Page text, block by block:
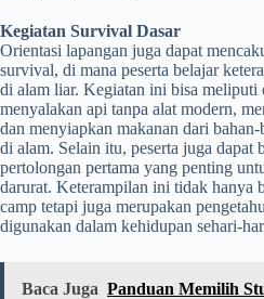
Kegiatan Survival Dasar
Orientasi lapangan juga dapat
survival, di mana peserta belajar
di alam liar. Kegiatan ini bisa meliputi
menyalakan api tanpa alat modern,
dan menyiapkan makanan dari
di alam. Selain itu, peserta juga dapat
pertolongan pertama yang penting
darurat. Keterampilan ini tidak hanya
camp tetapi juga merupakan
digunakan dalam kehidupan sehari-
Baca Juga Panduan Memilih